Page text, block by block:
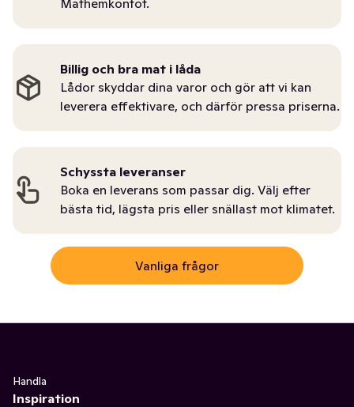
Billig och bra mat i låda
Lådor skyddar dina varor och gör att vi kan
leverera effektivare, och därför pressa priserna.
Schyssta leveranser
Boka en leverans som passar dig. Välj efter
bästa tid, lägsta pris eller snällast mot klimatet.
Vanliga frågor
Handla
Inspiration